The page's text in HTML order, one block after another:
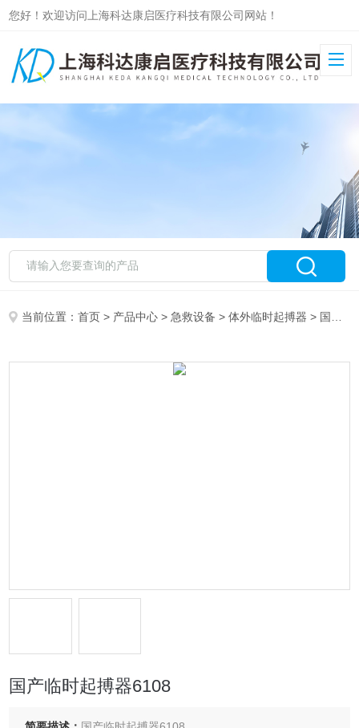
您好！欢迎访问上海科达康启医疗科技有限公司网站！
当前位置：首页 > 产品中心 >急救设备 >体外临时起搏器 > 国产临时起搏器6108
国产临时起搏器6108